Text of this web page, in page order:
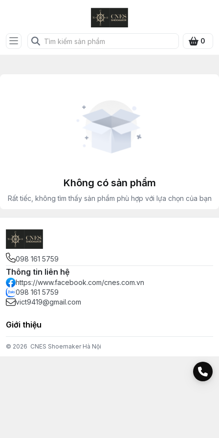
0
Không có sản phẩm
Rất tiếc, không tìm thấy sản phẩm phù hợp với lựa chọn của bạn
098 161 5759
Thông tin liên hệ
https://www.facebook.com/cnes.com.vn
098 161 5759
vict9419@gmail.com
Giới thiệu
© 2026 CNES Shoemaker Hà Nội